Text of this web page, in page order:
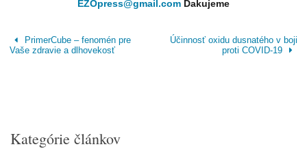
EZOpress@gmail.com Ďakujeme
PrimerCube – fenomén pre
Vaše zdravie a dlhovekosť
Účinnosť oxidu dusnatého v boji
proti COVID-19
Kategórie článkov